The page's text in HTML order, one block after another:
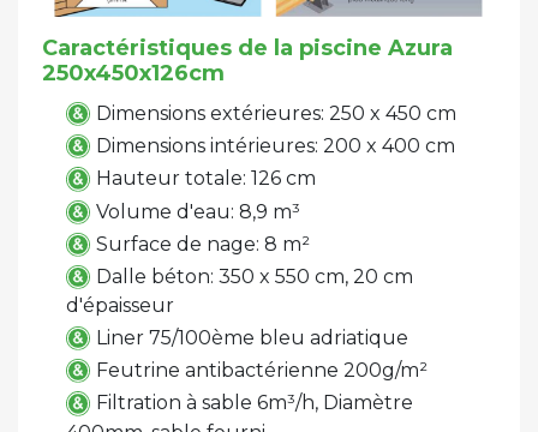
Caractéristiques de la piscine Azura
250x450x126cm
Dimensions extérieures: 250 x 450 cm
Dimensions intérieures: 200 x 400 cm
Hauteur totale: 126 cm
Volume d'eau: 8,9 m³
Surface de nage: 8 m²
Dalle béton: 350 x 550 cm, 20 cm
d'épaisseur
Liner 75/100ème bleu adriatique
Feutrine antibactérienne 200g/m²
Filtration à sable 6m³/h, Diamètre